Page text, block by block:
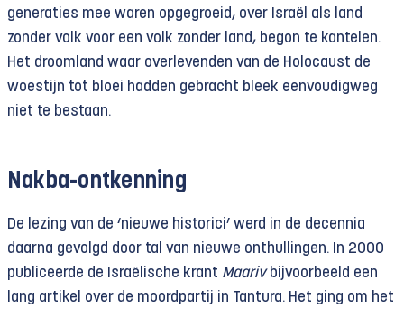
generaties mee waren opgegroeid, over Israël als land
zonder volk voor een volk zonder land, begon te kantelen.
Het droomland waar overlevenden van de Holocaust de
woestijn tot bloei hadden gebracht bleek eenvoudigweg
niet te bestaan.
Nakba-ontkenning
De lezing van de ‘nieuwe historici’ werd in de decennia
daarna gevolgd door tal van nieuwe onthullingen. In 2000
publiceerde de Israëlische krant Maarivbijvoorbeeld een
lang artikel over de moordpartij in Tantura. Het ging om het